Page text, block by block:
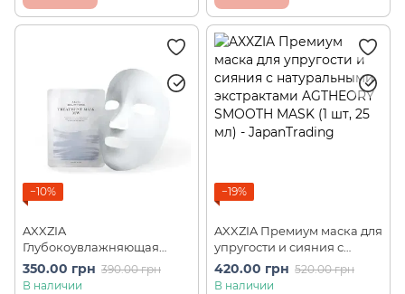
−10%
AXXZIA
Глубокоувлажняющая
маска для лица Beauty
Force Treatment Mask MW (1
350.00 грн 390.00 грн
В наличии
−19%
AXXZIA Премиум маска для
упругости и сияния с
натуральными
экстрактами AGTHEORY
420.00 грн 520.00 грн
В наличии